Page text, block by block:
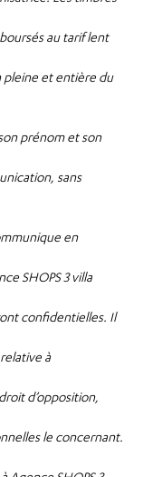
au tarif lent
pleine et entière du
prénom et son
sans
en
SHOPS 3 villa
confidentielles. Il
à
d’opposition,
le concernant.